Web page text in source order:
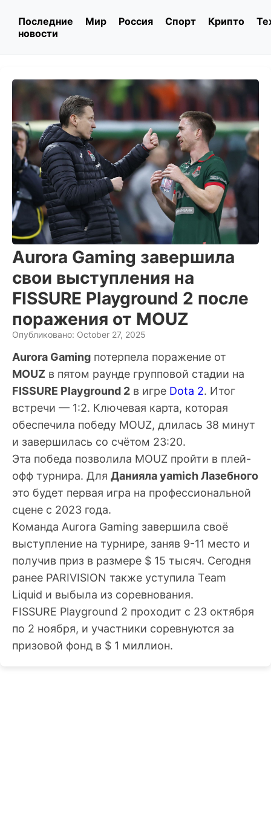
Последние
новости
Мир Россия Спорт Крипто
Aurora Gaming завершила
свои выступления на
FISSURE Playground 2 после
поражения от MOUZ
Опубликовано: October 27, 2025
Aurora Gaming потерпела поражение от
MOUZ в пятом раунде групповой стадии на
FISSURE Playground 2 в игре Dota 2. Итог
встречи — 1:2. Ключевая карта, которая
обеспечила победу MOUZ, длилась 38 минут
и завершилась со счётом 23:20.
Эта победа позволила MOUZ пройти в плей-
офф турнира. Для Данияла yamich Лазебного
это будет первая игра на профессиональной
сцене с 2023 года.
Команда Aurora Gaming завершила своё
выступление на турнире, заняв 9-11 место и
получив приз в размере $ 15 тысяч. Сегодня
ранее PARIVISION также уступила Team
Liquid и выбыла из соревнования.
FISSURE Playground 2 проходит с 23 октября
по 2 ноября, и участники соревнуются за
призовой фонд в $ 1 миллион.